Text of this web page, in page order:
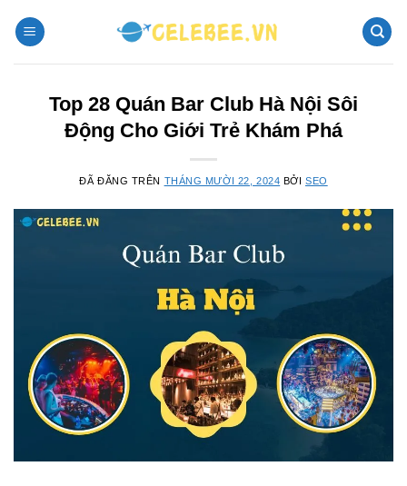
đến
Top 28 Quán Bar Club Hà Nội Sôi
Động Cho Giới Trẻ Khám Phá
ĐÃ ĐĂNG TRÊN THÁNG MƯỜI 22, 2024 BỞISEO